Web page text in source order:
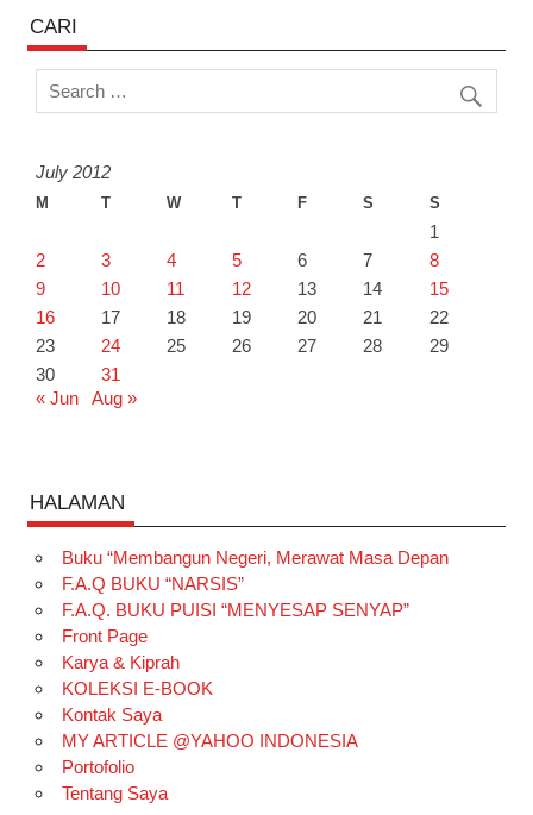
b
o
o
e
r
A
d
CARI
July 2012
M T W T F S S
1
2
3 4 5 6 7
8
9
10 11 12 13 14
15
16
17 18 19 20 21
22
23
24 25 26 27 28
29
30
31
« Jun
Aug »
HALAMAN
Buku “Membangun Negeri, Merawat Masa Depan
F.A.Q BUKU “NARSIS”
F.A.Q. BUKU PUISI “MENYESAP SENYAP”
Front Page
Karya & Kiprah
KOLEKSI E-BOOK
Kontak Saya
MY ARTICLE @YAHOO INDONESIA
Portofolio
Tentang Saya